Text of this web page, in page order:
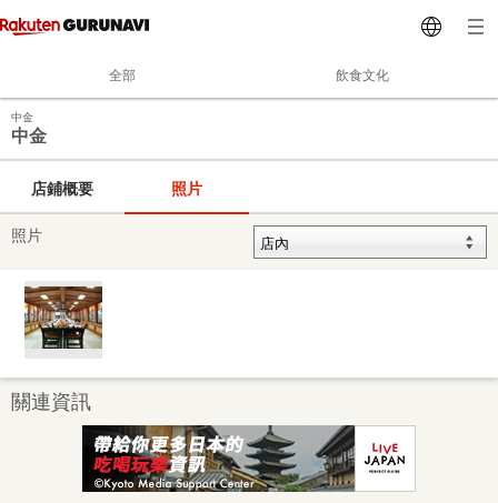
全部 飲食文化
中金
中金
店鋪概要 照片
照片
關連資訊